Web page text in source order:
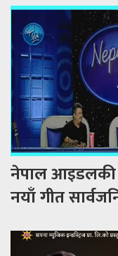
नेपाल आइडलकी
नयाँ गीत